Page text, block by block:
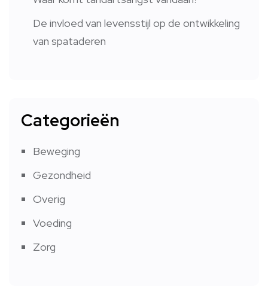
De invloed van levensstijl op de ontwikkeling
van spataderen
Categorieën
Beweging
Gezondheid
Overig
Voeding
Zorg